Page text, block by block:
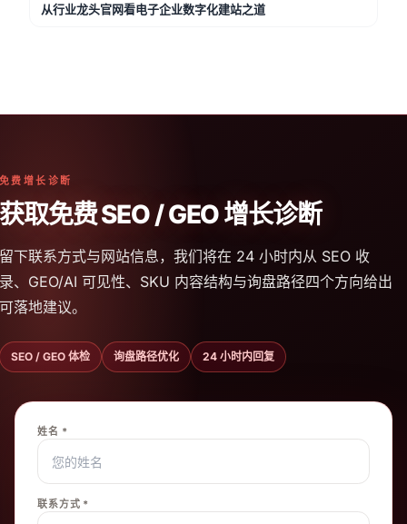
从行业龙头官网看电子企业数字化建站之道
免费增长诊断
获取免费 SEO / GEO 增长诊断
留下联系方式与网站信息，我们将在 24 小时内从 SEO 收
录、GEO/AI 可见性、SKU 内容结构与询盘路径四个方向给出
可落地建议。
SEO / GEO 体检 询盘路径优化 24 小时内回复
姓名 *
联系方式 *